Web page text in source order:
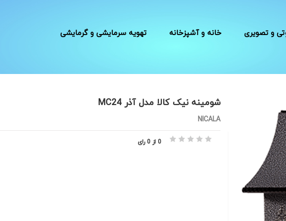
و تصویری خانه و آشپزخانه تهویه سرمایشی و گرمایشی
شومینه نیک کالا مدل آذر MC24
NICALA
0 از 0 رای